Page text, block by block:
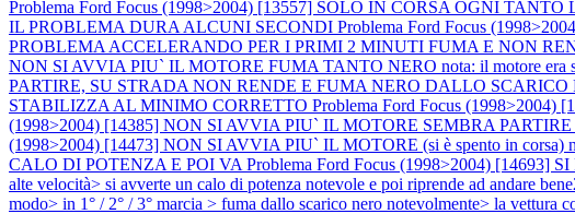
Problema Ford Focus (1998>2004) [13557] SOLO IN CORSA OGNI
IL PROBLEMA DURA ALCUNI SECONDI Problema Ford Focus
PROBLEMA ACCELERANDO PER I PRIMI 2 MINUTI FUMA E NON
NON SI AVVIA PIU` IL MOTORE FUMA TANTO NERO nota: il motore era
PARTIRE, SU STRADA NON RENDE E FUMA NERO DALLO SCARICO
STABILIZZA AL MINIMO CORRETTO Problema Ford Focus
(1998>2004) [14385] NON SI AVVIA PIU` IL MOTORE SEMBRA
(1998>2004) [14473] NON SI AVVIA PIU` IL MOTORE (si è spento in corsa)
CALO DI POTENZA E POI VA Problema Ford Focus (1998>2004) [14693]
alte velocità> si avverte un calo di potenza notevole e poi riprende ad andare
modo> in 1° / 2° / 3° marcia > fuma dallo scarico nero notevolmente> la vettura